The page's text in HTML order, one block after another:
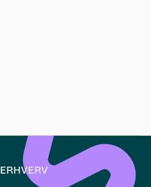
ERHVERV